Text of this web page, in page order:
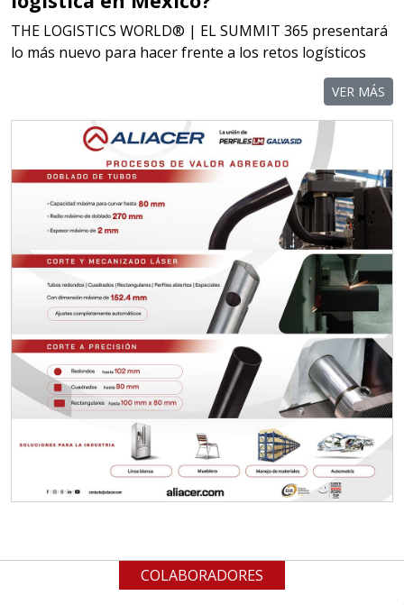
THE LOGISTICS WORLD® | EL SUMMIT 365 presentará
lo más nuevo para hacer frente a los retos logísticos
VER MÁS
COLABORADORES